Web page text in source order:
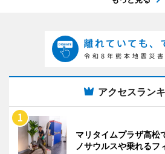
アクセスラン
マリタイムプラザ高
ノサウルスや乗れるフ